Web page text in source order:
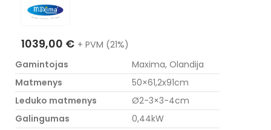
1039,00 € + PVM (21%)
Gamintojas
Maxima, Olandija
Matmenys
50×61,2x91cm
Leduko matmenys
Ø2-3×3-4cm
Galingumas
0,44kW